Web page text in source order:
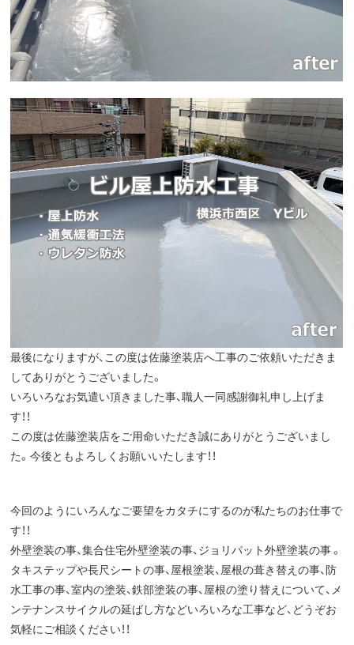
最後になりますが、この度は佐藤塗装店へ工事のご依頼いただきま
してありがとうございました。
いろいろなお気遣い頂きました事、職人一同感謝御礼申し上げま
す！！
この度は佐藤塗装店をご用命いただき誠にありがとうございまし
た。今後ともよろしくお願いいたします！！
今回のようにいろんなご要望をカタチにするのが私たちのお仕事で
す！！
外壁塗装の事、集合住宅外壁塗装の事、ジョリパット外壁塗装の事 。
タキステップや長尺シートの事、屋根塗装、屋根の葺き替えの事、防
水工事の事、室内の塗装、鉄部塗装の事、屋根の塗り替えについて、メ
ンテナンスサイクルの延ばし方などいろいろな工事など、どうぞお
気軽にご相談ください！！